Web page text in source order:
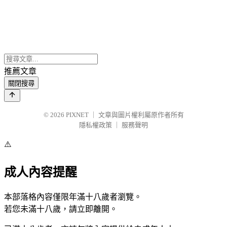
推薦文章
關閉搜尋
© 2026 PIXNET
文章與圖片權利屬原作者所有
隱私權政策
服務聲明
⚠️
成人內容提醒
本部落格內容僅限年滿十八歲者瀏覽。
若您未滿十八歲，請立即離開。